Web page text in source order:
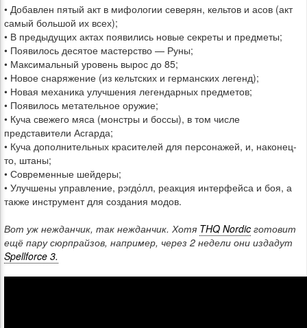
• Добавлен пятый акт в мифологии северян, кельтов и асов (акт
самый большой их всех);
• В предыдущих актах появились новые секреты и предметы;
• Появилось десятое мастерство — Руны;
• Максимальный уровень вырос до 85;
• Новое снаряжение (из кельтских и германских легенд);
• Новая механика улучшения легендарных предметов;
• Появилось метательное оружие;
• Куча свежего мяса (монстры и боссы), в том числе
представители Асгарда;
• Куча дополнительных красителей для персонажей, и, наконец-
то, штаны;
• Современные шейдеры;
• Улучшены управление, рэгдо́лл, реакция интерфейса и боя, а
также инструмент для создания модов.
Вот уж нежданчик, так нежданчик. Хотя THQ Nordic готовит
ещё пару сюрпрайзов, например, через 2 недели они издадут
Spellforce 3.